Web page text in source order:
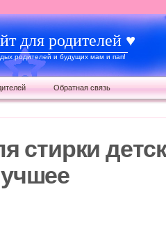
для родителей ♥
родителей и будущих мам и пап!
Обратная связь
стирки